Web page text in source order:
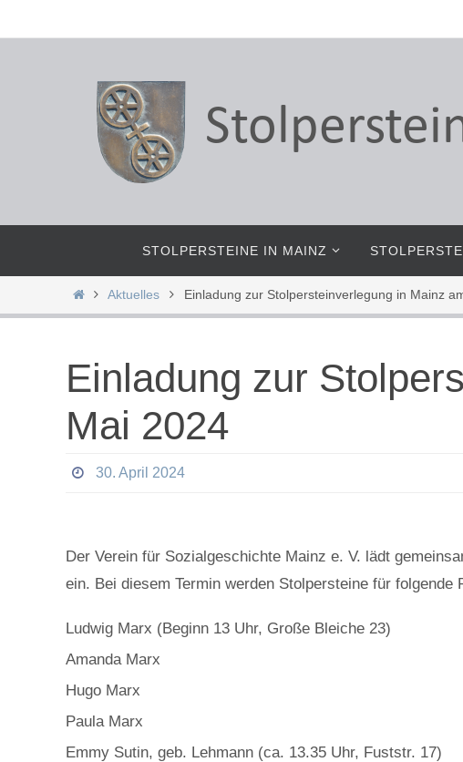
Inhalt
springen
STOLPERSTEINE IN MAINZ
StartAktuelles Einladung zur Stolpersteinverlegung in Mainz
Einladung zur
Mai 2024
30. April 2024
Der Verein für Sozialgeschichte Mainz e. V. lädt
ein. Bei diesem Termin werden Stolpersteine für folgende
Ludwig Marx (Beginn 13 Uhr, Große Bleiche 23)
Amanda Marx
Hugo Marx
Paula Marx
Emmy Sutin, geb. Lehmann (ca. 13.35 Uhr, Fuststr. 17)